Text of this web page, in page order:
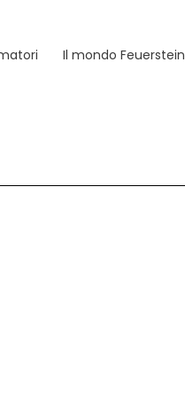
Il mondo Feuerstein